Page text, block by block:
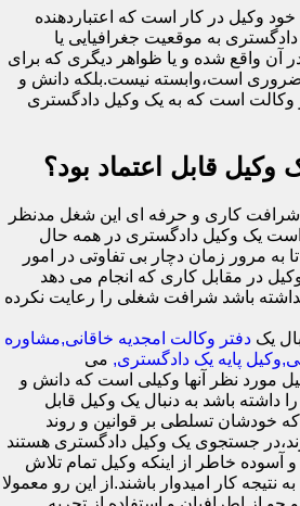
وکیل در کار است که اعتباردهنده
به موقعیت جغرافیایی یا
آن واقع شده و یا ظواهر دیگری که برای
است،وابسته نیست.بلکه دانش و
است که به یک وکیل دادگستری
قابل اعتماد بود؟
کاری و حرفه ای این شغل مدنظر
است یک وکیل دادگستری در همه حال
به مرور زمان دچار بی تفاوتی در امور
در مقابل کاری که انجام می دهد
باشد شرافت شغلی را رعایت نکرده
یک دفتر وکالت امجدیه خاقانی,مشاوره
پایه یک دادگستری, می
مورد نظر آنها وکیلی است که دانش و
داشته باشد به دنبال یک وکیل قابل
که خودشان تسلطی بر قوانین و روند
جستجوی یک وکیل دادگستری هستند
و آسوده خاطر از اینکه وکیل تمام تلاش
نتیجه کار امیدوار باشند.از این رو معمولا